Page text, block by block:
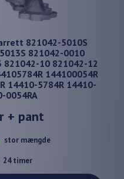
821042-5010S
821042-0010
10 821042-12
144100054R
14410-5784R 14410-
0054RA
+ pant
stor mængde
24 timer